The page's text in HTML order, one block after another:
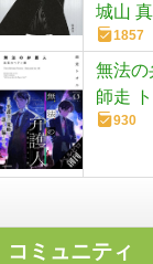
城山
1857
無法の
師走
930
コミュニティ